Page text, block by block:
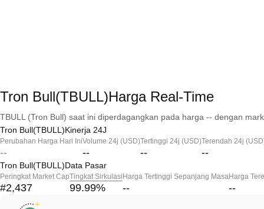
Tron Bull(TBULL)Harga Real-Time
TBULL (Tron Bull) saat ini diperdagangkan pada harga -- dengan
Tron Bull(TBULL)Kinerja 24J
Perubahan Harga Hari Ini
--
Volume 24j (USD)
--
Tertinggi 24j (USD)
--
Terendah 24j
--
Tron Bull(TBULL)Data Pasar
Peringkat Market Cap
#2,437
Tingkat Sirkulasi
99.99%
Harga Tertinggi Sepanjang Masa
--
Harga
--